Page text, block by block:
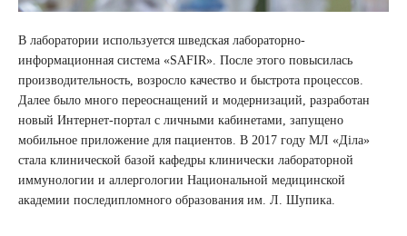
В лаборатории используется шведская лабораторно-
информационная система «SAFIR». После этого повысилась
производительность, возросло качество и быстрота процессов.
Далее было много переоснащений и модернизаций, разработан
новый Интернет-портал с личными кабинетами, запущено
мобильное приложение для пациентов. В 2017 году МЛ «Діла»
стала клинической базой кафедры клинически лабораторной
иммунологии и аллергологии Национальной медицинской
академии последипломного образования им. Л. Шупика.